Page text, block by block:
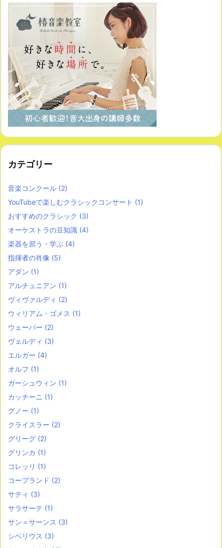
カテゴリー
音楽コンクール (2)
YouTubeで楽しむクラシックコンサート (1)
おすすめのクラシック (3)
オーケストラの豆知識 (4)
楽器を習う・学ぶ (4)
指揮者の肖像 (5)
アダン (1)
アルチュニアン (1)
ヴィヴァルディ (2)
ウィリアム・ゴメス (1)
ウェーバー (2)
ヴェルディ (3)
エルガー (4)
オルフ (1)
ガーシュウィン (1)
カッチーニ (1)
グノー (1)
クライスラー (2)
グリーグ (2)
グリンカ (1)
コレッリ (1)
コープランド (2)
サティ (3)
サラサーテ (1)
サン＝サーンス (3)
シベリウス (3)